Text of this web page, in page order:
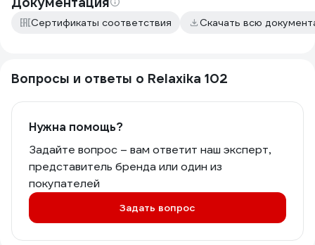
Сертификаты соответствия Скачать всю
Вопросы и ответы о Relaxika 102
Нужна помощь?
Задайте вопрос – вам ответит наш эксперт,
представитель бренда или один из
покупателей
Задать вопрос